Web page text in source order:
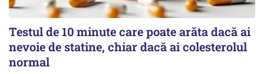
Testul de 10 minute care poate arăta dacă ai
nevoie de statine, chiar dacă ai colesterolul
normal